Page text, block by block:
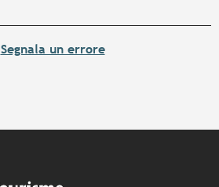
Segnala un errore